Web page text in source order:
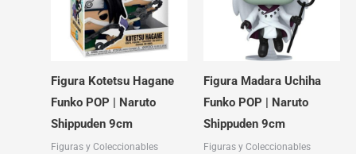
Figura Kotetsu Hagane
Funko POP | Naruto
Shippuden 9cm
Figuras y Coleccionables
Figura Madara Uchiha
Funko POP | Naruto
Shippuden 9cm
Figuras y Coleccionables